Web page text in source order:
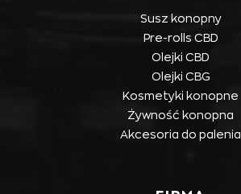
Susz konopny
Pre-rolls CBD
Olejki CBD
Olejki CBG
Kosmetyki konopne
Żywność konopna
Akcesoria do palenia